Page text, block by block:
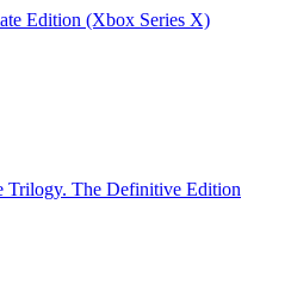
Edition (Xbox Series X)
Trilogy. The Definitive Edition